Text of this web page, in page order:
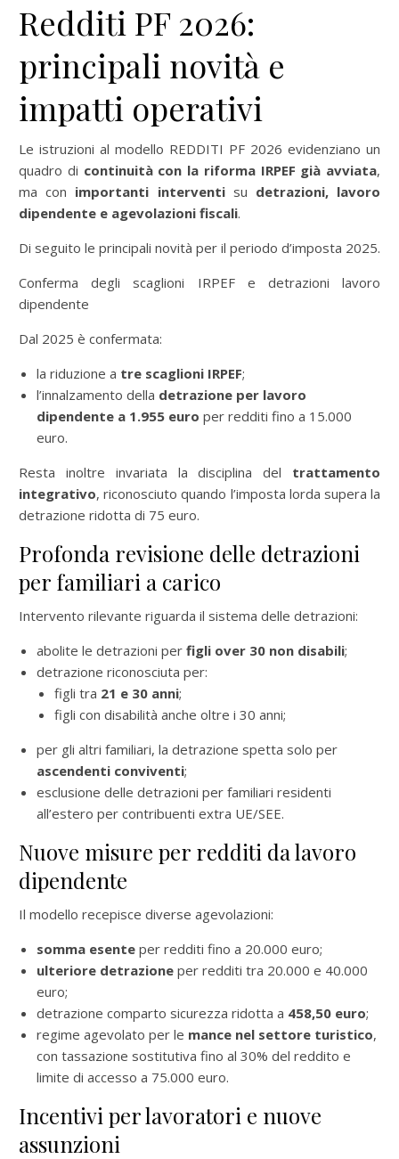
Redditi PF 2026:
principali novità e
impatti operativi
Le istruzioni al modello REDDITI PF 2026 evidenziano un
quadro di continuità con la riforma IRPEF già avviata,
ma con importanti interventi su detrazioni, lavoro
dipendente e agevolazioni fiscali.
Di seguito le principali novità per il periodo d’imposta 2025.
Conferma degli scaglioni IRPEF e detrazioni lavoro
dipendente
Dal 2025 è confermata:
la riduzione a tre scaglioni IRPEF;
l’innalzamento della detrazione per lavoro
dipendente a 1.955 euro per redditi fino a 15.000
euro.
Resta inoltre invariata la disciplina del trattamento
integrativo, riconosciuto quando l’imposta lorda supera la
detrazione ridotta di 75 euro.
Profonda revisione delle detrazioni
per familiari a carico
Intervento rilevante riguarda il sistema delle detrazioni:
abolite le detrazioni per figli over 30 non disabili;
detrazione riconosciuta per:
figli tra 21 e 30 anni;
figli con disabilità anche oltre i 30 anni;
per gli altri familiari, la detrazione spetta solo per
ascendenti conviventi;
esclusione delle detrazioni per familiari residenti
all’estero per contribuenti extra UE/SEE.
Nuove misure per redditi da lavoro
dipendente
Il modello recepisce diverse agevolazioni:
somma esente per redditi fino a 20.000 euro;
ulteriore detrazione per redditi tra 20.000 e 40.000
euro;
detrazione comparto sicurezza ridotta a 458,50 euro;
regime agevolato per le mance nel settore turistico,
con tassazione sostitutiva fino al 30% del reddito e
limite di accesso a 75.000 euro.
Incentivi per lavoratori e nuove
assunzioni